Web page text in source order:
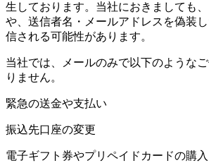
生しております。当社におきましても
や、送信者名・メールアドレスを偽装
信される可能性があります。
当社では、メールのみで以下のような
りません。
緊急の送金や支払い
振込先口座の変更
電子ギフト券やプリペイドカードの購入